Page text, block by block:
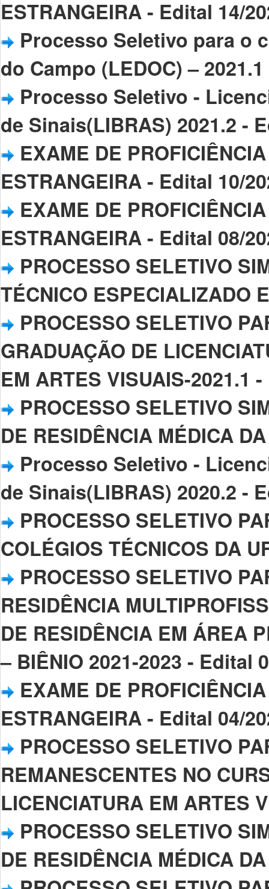
ESTRANGEIRA - Edital 14/
Processo Seletivo para o
do Campo (LEDOC) –
Processo Seletivo -
de Sinais(LIBRAS) 2021.2 -
EXAME DE
ESTRANGEIRA - Edital 10/
EXAME DE
ESTRANGEIRA - Edital 08/
PROCESSO SELETIVO
TÉCNICO ESPECIALIZADO
PROCESSO SELETIVO
GRADUAÇÃO DE
EM ARTES VISUAIS-2021.1
PROCESSO SELETIVO
DE RESIDÊNCIA MÉDICA
Processo Seletivo -
de Sinais(LIBRAS) 2020.2 -
PROCESSO SELETIVO
COLÉGIOS TÉCNICOS DA
PROCESSO SELETIVO
RESIDÊNCIA
DE RESIDÊNCIA EM ÁREA
– BIÊNIO 2021-2023 - Edital
EXAME DE
ESTRANGEIRA - Edital 04/
PROCESSO SELETIVO
REMANESCENTES NO
LICENCIATURA EM ARTES
PROCESSO SELETIVO
DE RESIDÊNCIA MÉDICA